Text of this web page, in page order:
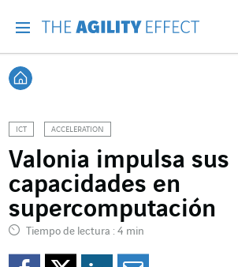
Volver a Inicio
ICT ACCELERATION
Valonia impulsa sus
capacidades en
supercomputación
Tiempo de lectura : 4 min